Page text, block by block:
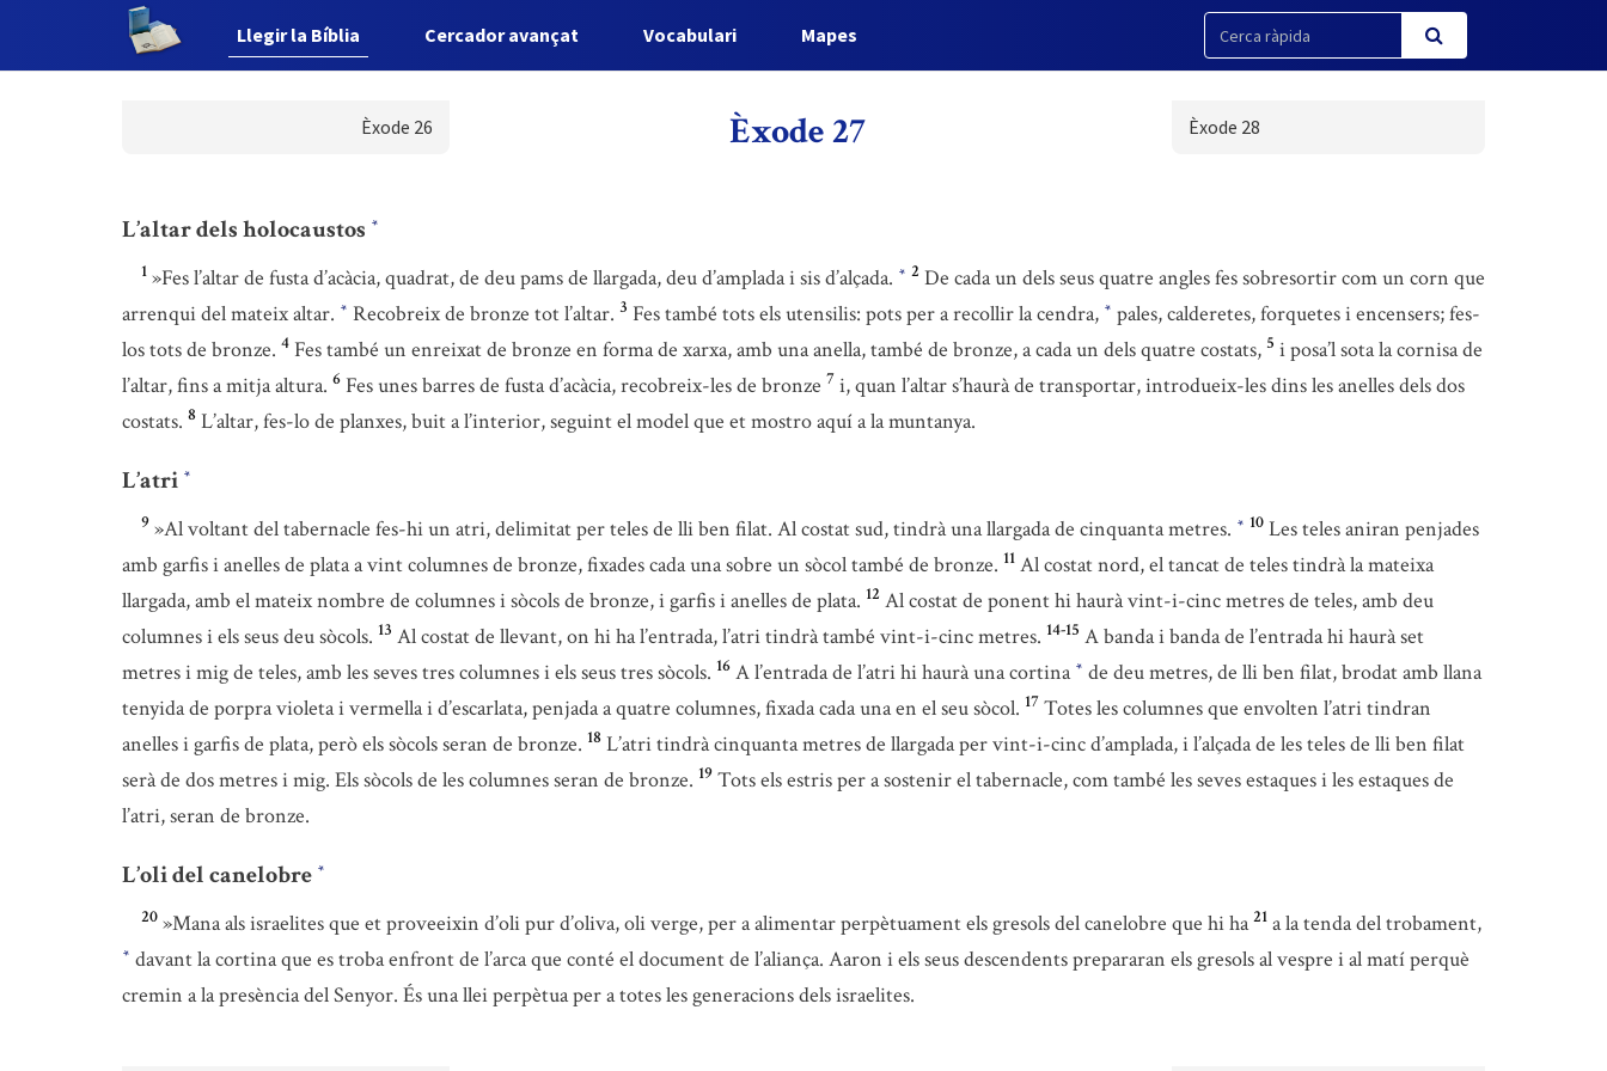
Llegir la Bíblia Cercador avançat Vocabulari Mapes
Èxode 26 Èxode 27 Èxode 28
L’altar dels holocaustos *
1 »Fes l’altar de fusta d’acàcia, quadrat, de deu pams de llargada, deu d’amplada i sis d’alçada. * 2 De cada un dels seus quatre angles fes sobresortir com un corn que
arrenqui del mateix altar. * Recobreix de bronze tot l’altar. 3 Fes també tots els utensilis: pots per a recollir la cendra, * pales, calderetes, forquetes i encensers; fes-
los tots de bronze. 4 Fes també un enreixat de bronze en forma de xarxa, amb una anella, també de bronze, a cada un dels quatre costats, 5 i posa’l sota la cornisa de
l’altar, fins a mitja altura. 6 Fes unes barres de fusta d’acàcia, recobreix-les de bronze 7 i, quan l’altar s’haurà de transportar, introdueix-les dins les anelles dels dos
costats. 8 L’altar, fes-lo de planxes, buit a l’interior, seguint el model que et mostro aquí a la muntanya.
L’atri *
9 »Al voltant del tabernacle fes-hi un atri, delimitat per teles de lli ben filat. Al costat sud, tindrà una llargada de cinquanta metres. * 10 Les teles aniran penjades
amb garfis i anelles de plata a vint columnes de bronze, fixades cada una sobre un sòcol també de bronze. 11 Al costat nord, el tancat de teles tindrà la mateixa
llargada, amb el mateix nombre de columnes i sòcols de bronze, i garfis i anelles de plata. 12 Al costat de ponent hi haurà vint-i-cinc metres de teles, amb deu
columnes i els seus deu sòcols. 13 Al costat de llevant, on hi ha l’entrada, l’atri tindrà també vint-i-cinc metres. 14-15 A banda i banda de l’entrada hi haurà set
metres i mig de teles, amb les seves tres columnes i els seus tres sòcols. 16 A l’entrada de l’atri hi haurà una cortina * de deu metres, de lli ben filat, brodat amb llana
tenyida de porpra violeta i vermella i d’escarlata, penjada a quatre columnes, fixada cada una en el seu sòcol. 17 Totes les columnes que envolten l’atri tindran
anelles i garfis de plata, però els sòcols seran de bronze. 18 L’atri tindrà cinquanta metres de llargada per vint-i-cinc d’amplada, i l’alçada de les teles de lli ben filat
serà de dos metres i mig. Els sòcols de les columnes seran de bronze. 19 Tots els estris per a sostenir el tabernacle, com també les seves estaques i les estaques de
l’atri, seran de bronze.
L’oli del canelobre *
20 »Mana als israelites que et proveeixin d’oli pur d’oliva, oli verge, per a alimentar perpètuament els gresols del canelobre que hi ha 21 a la tenda del trobament,
* davant la cortina que es troba enfront de l’arca que conté el document de l’aliança. Aaron i els seus descendents prepararan els gresols al vespre i al matí perquè
cremin a la presència del Senyor. És una llei perpètua per a totes les generacions dels israelites.